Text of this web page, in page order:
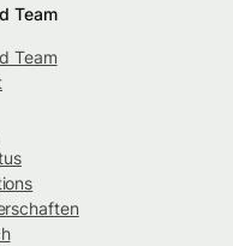
Team
Team